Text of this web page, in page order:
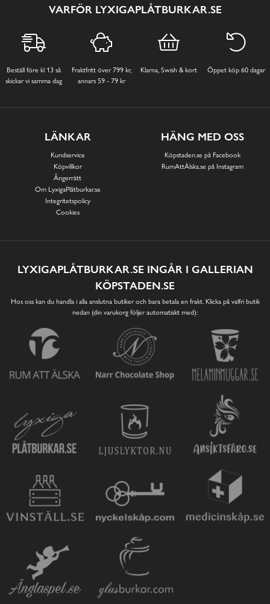
VARFÖR LYXIGAPLÅTBURKAR.SE
Beställ före kl 13 så
skickar vi samma dag
Fraktfritt över 799 kr,
annars 59 - 79 kr
Klarna, Swish & kort Öppet köp 60 dagar
LÄNKAR
Kundservice
Köpvillkor
Ångerrätt
Om LyxigaPlåtburkar.se
Integritetspolicy
Cookies
HÄNG MED OSS
Köpstaden.se på Facebook
RumAttÄlska.se på Instagram
LYXIGAPLÅTBURKAR.SE INGÅR I GALLERIAN
KÖPSTADEN.SE
Hos oss kan du handla i alla anslutna butiker och bara betala en frakt. Klicka på valfri butik
nedan (din varukorg följer automatiskt med):